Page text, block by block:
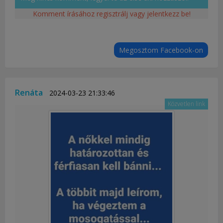
Komment írásához regisztrálj vagy jelentkezz be!
Megosztom Facebook-on
Renáta 2024-03-23 21:33:46
Közvetlen link